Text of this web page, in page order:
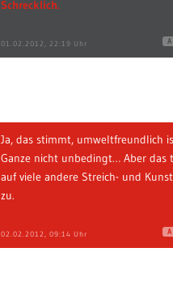
Schrecklich.
01.02.2012, 22:19 Uhr
Ja, das stimmt, umweltfreundlich
Ganze nicht unbedingt… Aber das
auf viele andere Streich- und
zu.
02.02.2012, 09:14 Uhr